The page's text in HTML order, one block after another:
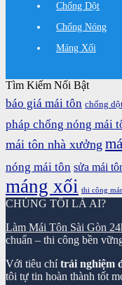
Chống Dột
Chống Nóng
Máng Xối
Tìm Kiếm Nổi Bật
báo giá mái tôn chống
pháp chống nóng mái
mái tôn nhà xưởng
nóng mái tôn sửa mái
máng xối thi công
CHÚNG TÔI LÀ AI?
Làm Mái Tôn Sài Gòn
chuẩn – thi công bền
Với tiêu chítrải nghiệm
tôi tự tin hoàn thành tốt